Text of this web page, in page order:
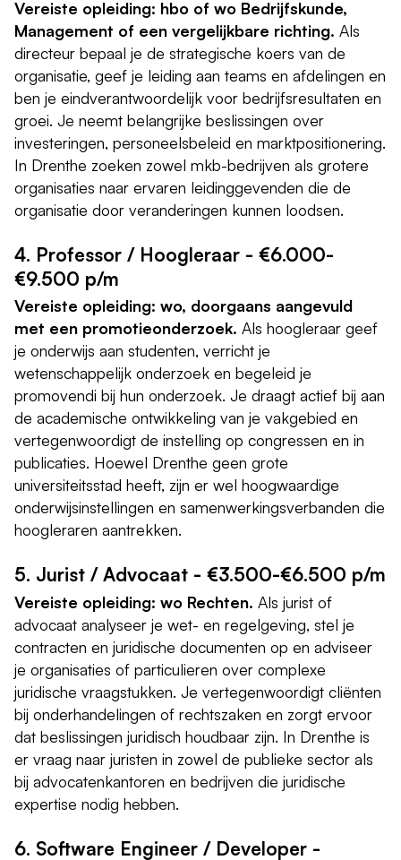
Vereiste opleiding: hbo of wo Bedrijfskunde,
Management of een vergelijkbare richting. Als
directeur bepaal je de strategische koers van de
organisatie, geef je leiding aan teams en afdelingen en
ben je eindverantwoordelijk voor bedrijfsresultaten en
groei. Je neemt belangrijke beslissingen over
investeringen, personeelsbeleid en marktpositionering.
In Drenthe zoeken zowel mkb-bedrijven als grotere
organisaties naar ervaren leidinggevenden die de
organisatie door veranderingen kunnen loodsen.
4. Professor / Hoogleraar - €6.000-
€9.500 p/m
Vereiste opleiding: wo, doorgaans aangevuld
met een promotieonderzoek. Als hoogleraar geef
je onderwijs aan studenten, verricht je
wetenschappelijk onderzoek en begeleid je
promovendi bij hun onderzoek. Je draagt actief bij aan
de academische ontwikkeling van je vakgebied en
vertegenwoordigt de instelling op congressen en in
publicaties. Hoewel Drenthe geen grote
universiteitsstad heeft, zijn er wel hoogwaardige
onderwijsinstellingen en samenwerkingsverbanden die
hoogleraren aantrekken.
5. Jurist / Advocaat - €3.500-€6.500 p/m
Vereiste opleiding: wo Rechten. Als jurist of
advocaat analyseer je wet- en regelgeving, stel je
contracten en juridische documenten op en adviseer
je organisaties of particulieren over complexe
juridische vraagstukken. Je vertegenwoordigt cliënten
bij onderhandelingen of rechtszaken en zorgt ervoor
dat beslissingen juridisch houdbaar zijn. In Drenthe is
er vraag naar juristen in zowel de publieke sector als
bij advocatenkantoren en bedrijven die juridische
expertise nodig hebben.
6. Software Engineer / Developer -